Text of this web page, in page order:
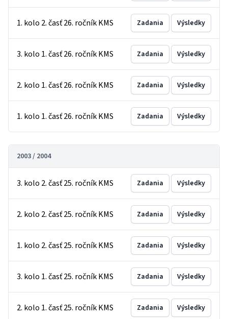
1. kolo 2. časť 26. ročník KMS Zadania Výsledky
3. kolo 1. časť 26. ročník KMS Zadania Výsledky
2. kolo 1. časť 26. ročník KMS Zadania Výsledky
1. kolo 1. časť 26. ročník KMS Zadania Výsledky
2003 / 2004
3. kolo 2. časť 25. ročník KMS Zadania Výsledky
2. kolo 2. časť 25. ročník KMS Zadania Výsledky
1. kolo 2. časť 25. ročník KMS Zadania Výsledky
3. kolo 1. časť 25. ročník KMS Zadania Výsledky
2. kolo 1. časť 25. ročník KMS Zadania Výsledky